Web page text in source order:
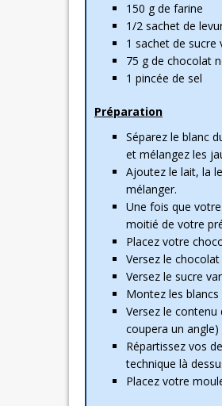
150 g de farine
1/2 sachet de
1 sachet de sucre
75 g de chocolat
1 pincée de sel
Préparation
Séparez le blanc
et mélangez les
Ajoutez le lait, la
mélanger.
Une fois que
moitié de votre
Placez votre
Versez le
Versez le sucre
Montez les
Versez le
coupera un angle)
Répartissez vos
technique là
Placez votre